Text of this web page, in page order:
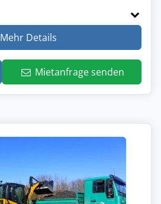
Mehr Details
Mietanfrage senden